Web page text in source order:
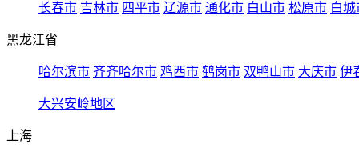
长春市 吉林市 四平市 辽源市 通化市 白山市 松原市 白城
黑龙江省
哈尔滨市 齐齐哈尔市 鸡西市 鹤岗市 双鸭山市 大庆市 伊
大兴安岭地区
上海